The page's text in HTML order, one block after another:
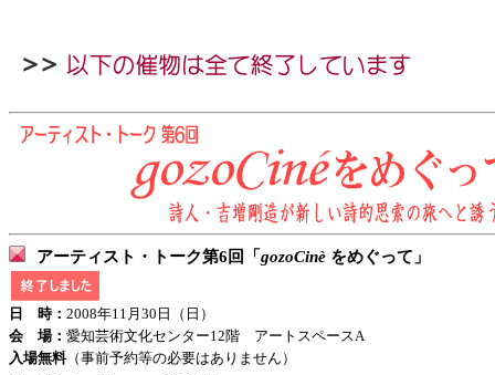
アーティスト・トーク第6回「gozoCinè をめぐって」
日 時： 2008年11月30日（日）
会 場： 愛知芸術文化センター12階 アートスペースA
入場無料（事前予約等の必要はありません）